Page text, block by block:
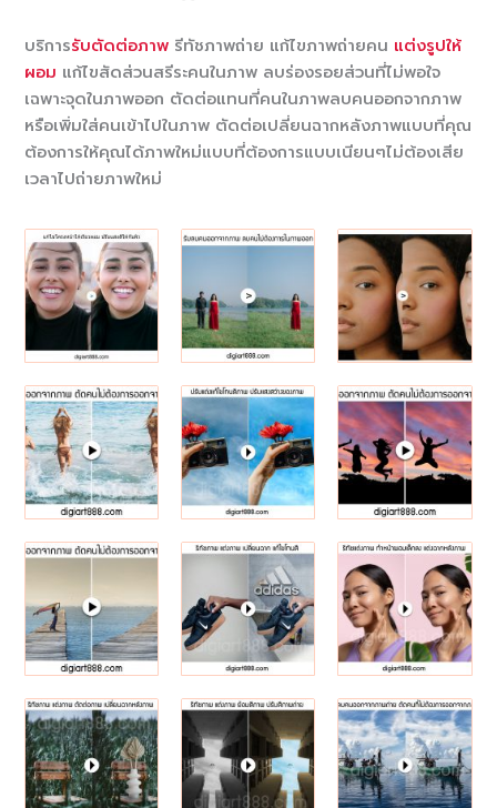
บริการรับตัดต่อภาพ รีทัชภาพถ่าย แก้ไขภาพถ่ายคน แต่งรูปให้
ผอม แก้ไขสัดส่วนสรีระคนในภาพ ลบร่องรอยส่วนที่ไม่พอใจ
เฉพาะจุดในภาพออก ตัดต่อแทนที่คนในภาพลบคนออกจากภาพ
หรือเพิ่มใส่คนเข้าไปในภาพ ตัดต่อเปลี่ยนฉากหลังภาพแบบที่คุณ
ต้องการให้คุณได้ภาพใหม่แบบที่ต้องการแบบเนียนๆไม่ต้องเสีย
เวลาไปถ่ายภาพใหม่